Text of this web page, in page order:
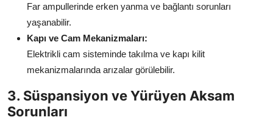
Far ampullerinde erken yanma ve bağlantı sorunları
yaşanabilir.
Kapı ve Cam Mekanizmaları:
Elektrikli cam sisteminde takılma ve kapı kilit
mekanizmalarında arızalar görülebilir.
3. Süspansiyon ve Yürüyen Aksam
Sorunları